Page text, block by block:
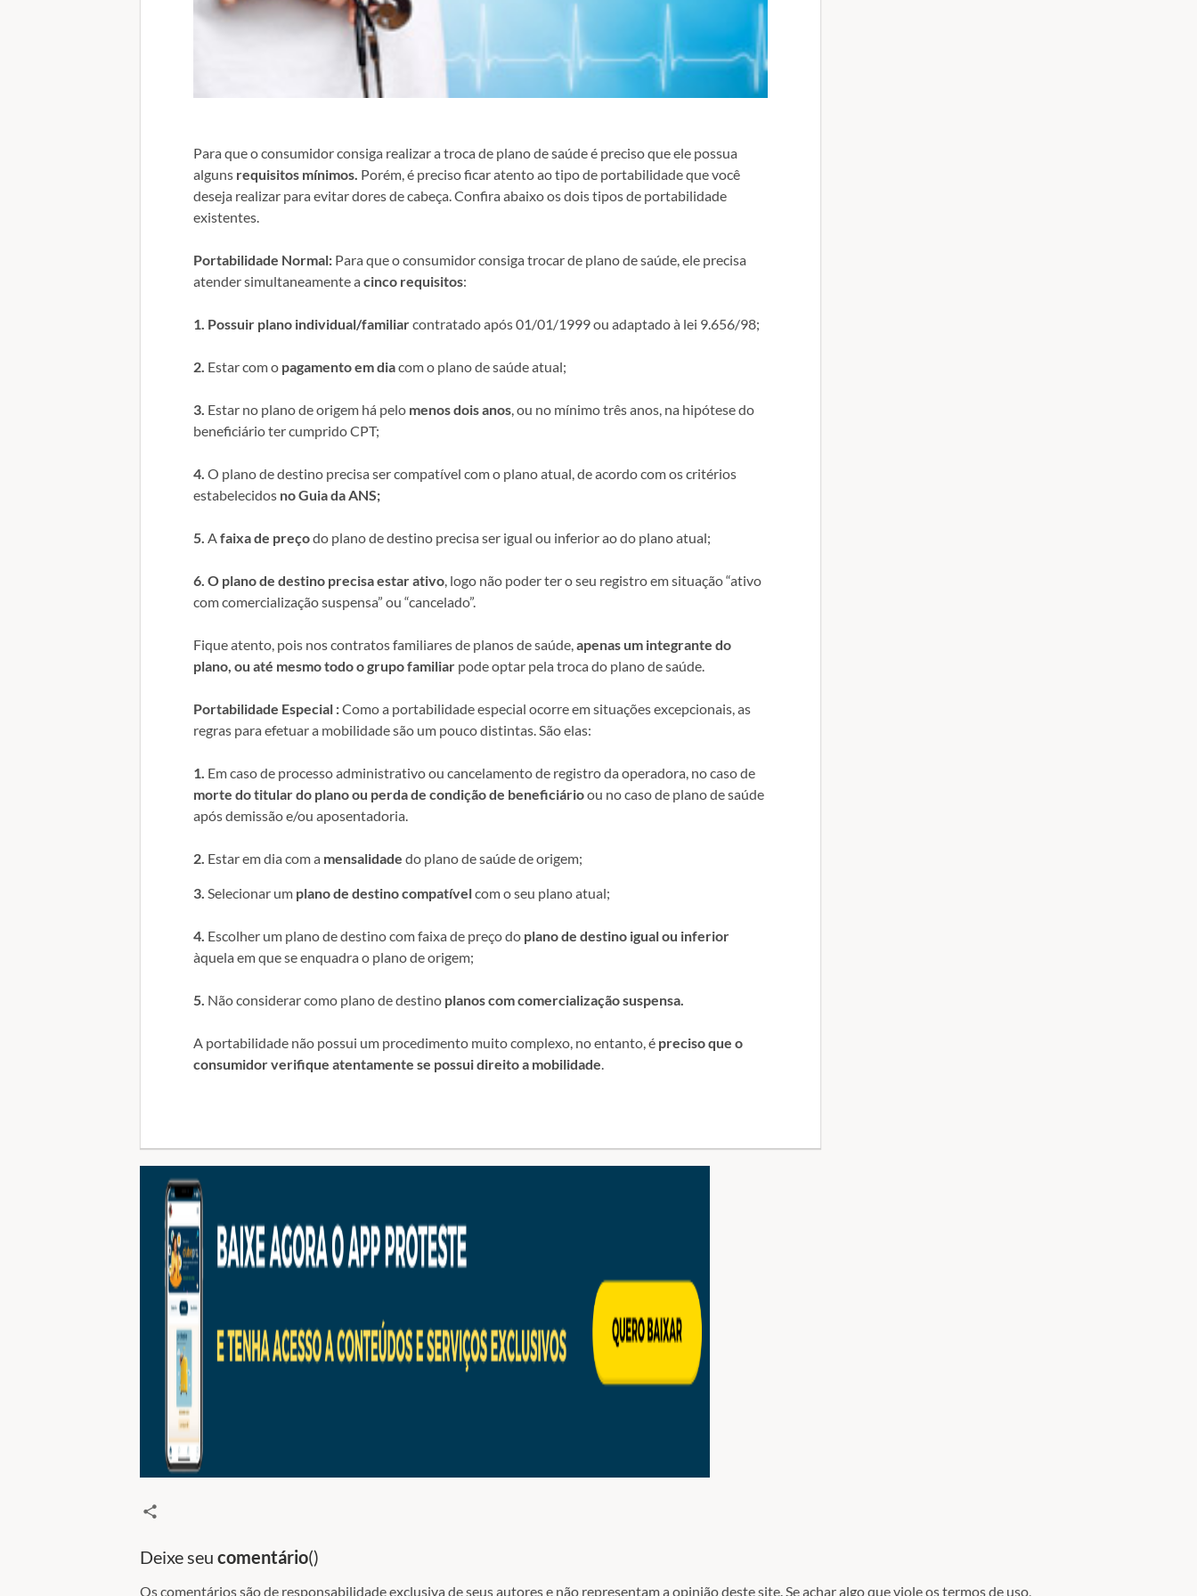
Para que o consumidor consiga realizar a troca de plano de saúde é preciso que ele possua
algunsrequisitos mínimos. Porém, é preciso ficar atento ao tipo de portabilidade que você
deseja realizar para evitar dores de cabeça. Confira abaixo os dois tipos de portabilidade
existentes.
Portabilidade Normal: Para que o consumidor consiga trocar de plano de saúde, ele precisa
atender simultaneamente a cinco requisitos:
1. Possuir plano individual/familiarcontratado após 01/01/1999 ou adaptado à lei 9.656/98;
2. Estar com o pagamento em diacom o plano de saúde atual;
3. Estar no plano de origem há pelo menos dois anos, ou no mínimo três anos, na hipótese do
beneficiário ter cumprido CPT;
4. O plano de destino precisa ser compatível com o plano atual, de acordo com os critérios
estabelecidos no Guia da ANS;
5. A faixa de preçodo plano de destino precisa ser igual ou inferior ao do plano atual;
6. O plano de destino precisa estar ativo, logo não poder ter o seu registro em situação “ativo
com comercialização suspensa” ou “cancelado”.
Fique atento, pois nos contratos familiares de planos de saúde, apenas um integrante do
plano, ou até mesmo todo o grupo familiarpode optar pela troca do plano de saúde.
Portabilidade Especial :Como a portabilidade especial ocorre em situações excepcionais, as
regras para efetuar a mobilidade são um pouco distintas. São elas:
1. Em caso de processo administrativo ou cancelamento de registro da operadora, no caso de
morte do titular do plano ou perda de condição de beneficiárioou no caso de plano de saúde
após demissão e/ou aposentadoria.
2. Estar em dia com a mensalidade do plano de saúde de origem;
3. Selecionar um plano de destino compatívelcom o seu plano atual;
4. Escolher um plano de destino com faixa de preço do plano de destino igual ou inferior
àquela em que se enquadra o plano de origem;
5. Não considerar como plano de destino planos comcomercialização suspensa.
A portabilidade não possui um procedimento muito complexo, no entanto, é preciso que o
consumidor verifique atentamente se possui direito a mobilidade
Deixe seu comentário()
Os comentários são de responsabilidade exclusiva de seus autores e não representam a opinião deste site. Se achar algo que viole os termos de uso,